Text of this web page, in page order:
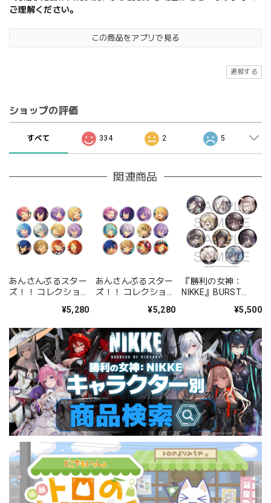
ご理解ください。
この商品をアプリで見る
通報する
ショップの評価
すべて 334 2 5
関連商品
あんさんぶるスター
ズ！！ コレクション
¥5,280
あんさんぶるスター
ズ！！ コレクション
¥5,280
『勝利の女神：
NIKKE』BURST
ジ Vol.9 BOX 全10種
¥5,500